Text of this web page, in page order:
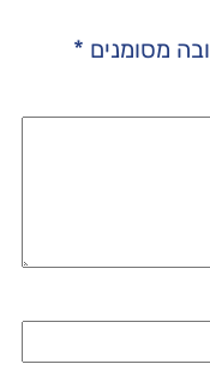
מסומנים *